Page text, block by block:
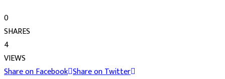
0
SHARES
4
VIEWS
Share on Facebook Share on Twitter